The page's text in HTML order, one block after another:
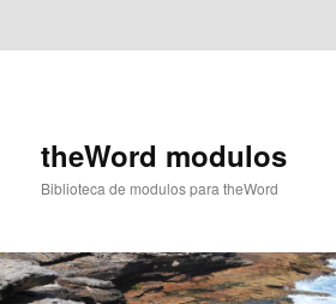
theWord modulos
Biblioteca de modulos para theWord